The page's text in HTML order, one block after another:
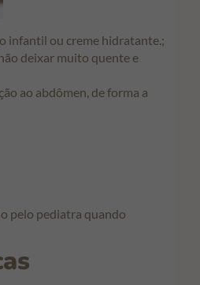
infantil ou creme hidratante.;
deixar muito quente e
ao abdômen, de forma a
pelo pediatra quando